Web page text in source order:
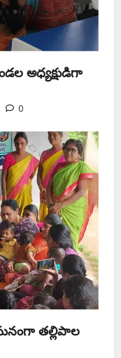
అధ్యక్షుడిగా
0
ఘనంగా తల్లిపాల